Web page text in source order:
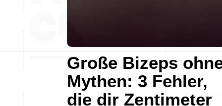
Große Bizeps
Mythen: 3 Fehler,
die dir Zentimeter